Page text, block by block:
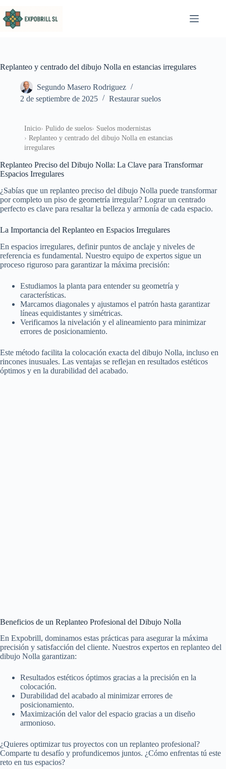
Replanteo y centrado del dibujo Nolla en estancias irregulares
Segundo Masero Rodriguez
2 de septiembre de 2025
Restaurar suelos
Inicio Pulido de suelos
Suelos modernistas
Replanteo y centrado del dibujo Nolla en estancias
irregulares
Replanteo Preciso del Dibujo Nolla: La Clave para Transformar
Espacios Irregulares
¿Sabías que un replanteo preciso del dibujo Nolla puede transformar
por completo un piso de geometría irregular? Lograr un centrado
perfecto es clave para resaltar la belleza y armonía de cada espacio.
La Importancia del Replanteo en Espacios Irregulares
En espacios irregulares, definir puntos de anclaje y niveles de
referencia es fundamental. Nuestro equipo de expertos sigue un
proceso riguroso para garantizar la máxima precisión:
Estudiamos la planta para entender su geometría y
características.
Marcamos diagonales y ajustamos el patrón hasta garantizar
líneas equidistantes y simétricas.
Verificamos la nivelación y el alineamiento para minimizar
errores de posicionamiento.
Este método facilita la colocación exacta del dibujo Nolla, incluso en
rincones inusuales. Las ventajas se reflejan en resultados estéticos
óptimos y en la durabilidad del acabado.
Beneficios de un Replanteo Profesional del Dibujo Nolla
En Expobrill, dominamos estas prácticas para asegurar la máxima
precisión y satisfacción del cliente. Nuestros expertos en replanteo del
dibujo Nolla garantizan:
Resultados estéticos óptimos gracias a la precisión en la
colocación.
Durabilidad del acabado al minimizar errores de
posicionamiento.
Maximización del valor del espacio gracias a un diseño
armonioso.
¿Quieres optimizar tus proyectos con un replanteo profesional?
Comparte tu desafío y profundicemos juntos. ¿Cómo enfrentas tú este
reto en tus espacios?